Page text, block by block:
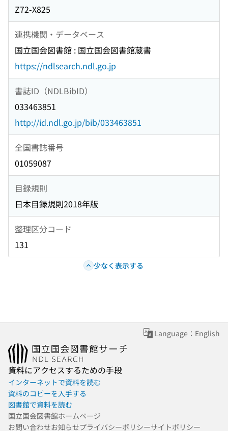
Z72-X825
連携機関・データベース
国立国会図書館 : 国立国会図書館蔵書
https://ndlsearch.ndl.go.jp
書誌ID（NDLBibID）
033463851
http://id.ndl.go.jp/bib/033463851
全国書誌番号
01059087
目録規則
日本目録規則2018年版
整理区分コード
131
少なく表示する
Language：English
資料にアクセスするための手段
インターネットで資料を読む
資料のコピーを入手する
図書館で資料を読む
国立国会図書館ホームページ
お問い合わせお知らせプライバシーポリシーサイトポリシー